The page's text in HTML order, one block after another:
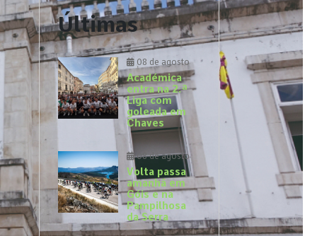
Últimas
08 de agosto
Académica
entra na 2.ª
Liga com
goleada em
Chaves
08 de agosto
Volta passa
amanhã em
Góis e na
Pampilhosa
da Serra